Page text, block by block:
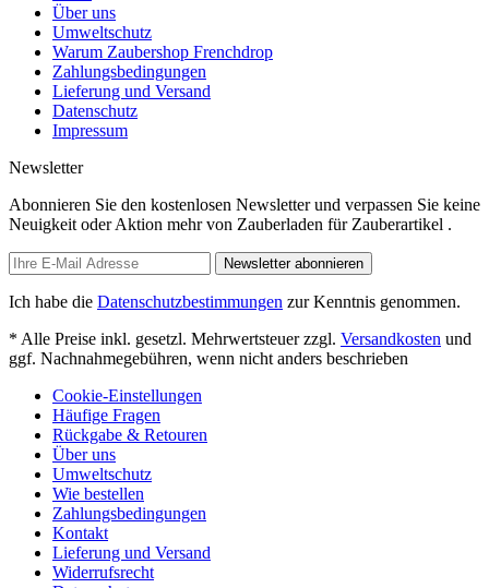
Über uns
Umweltschutz
Warum Zaubershop Frenchdrop
Zahlungsbedingungen
Lieferung und Versand
Datenschutz
Impressum
Newsletter
Abonnieren Sie den kostenlosen Newsletter und verpassen Sie keine
Neuigkeit oder Aktion mehr von Zauberladen für Zauberartikel .
Newsletter abonnieren
Ich habe die Datenschutzbestimmungen zur Kenntnis genommen.
* Alle Preise inkl. gesetzl. Mehrwertsteuer zzgl. Versandkosten und
ggf. Nachnahmegebühren, wenn nicht anders beschrieben
Cookie-Einstellungen
Häufige Fragen
Rückgabe & Retouren
Über uns
Umweltschutz
Wie bestellen
Zahlungsbedingungen
Kontakt
Lieferung und Versand
Widerrufsrecht